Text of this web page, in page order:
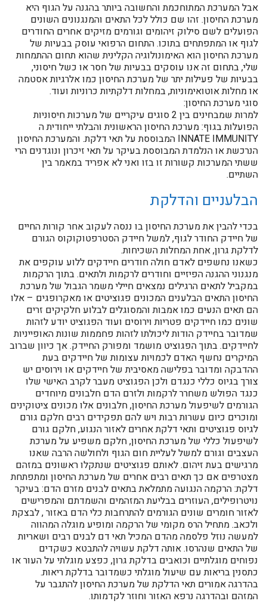
אבל המערכת המתוחכמת והחשובה ביותר בהגנה על הגוף היא
מערכת החיסון. זהו שם כולל לכל התאים והמנגנונים השונים
הפועלים לשם סילוק זיהומים וגורמים מזיקים אחרים החודרים
לגוף או המתפתחים בתוכו. התחום הרפואי עוסק בבעיות של
מערכת החיסון הוא האימונולוגיה הקלינית שהוא תחום ההתמחות
שלי, בתחום זה אנו עוסקים בבעיות של חסר או כשל חיסוני,
בבעיות של פעילות יתר של מערכת החיסון כמו אלרגיות אסטמה
או מחלות אוטואימוניות, במחלות דלקתיות כרוניות ועוד.
סוגי מערכת החיסון:
למרות שמבחינים בין 2 סוגים עיקריים של מערכות חיסוניות
הפועלות בגוף: מערכת החיסון הראשונית והבלתי ייחודית ה
INNATE IMMUNITY המבוססת על תאי דלקת. והמערכת החיסון
הנרכשת או הנלמדת המבוססת בעיקר על תאי זיכרון ונוגדנים הרי
ששתי המערכות קשורות זו בזו ואני לא אפריד במאמר בין
השתיים.
הבלעניים והדלקת
בכדי להבין את מערכת החיסון בו ננסה לעקוב אחר קורות החיים
של חיידק החודר לגוף, למשל חיידק הסטרפטוקוקוס הגורם
לדלקת גרון, אחת המחלות השכיחות.
כשאנו נחשפים לאדם חולה חודרים חיידקים ללוע עוקפים את
מנגנוני ההגנה הפיזיים וחודרים לרקמות ולתאים. בתוך הרקמות
במקביל לתאים הרגילים נמצאים חיילי משמר הגבול של מערכת
החיסון התאים הבלענים המכונים פגוציטים או מאקרופגים – אלו
הם תאים הנעים כמו אמבות והמסוגלים לבלוע חלקיקים זרים
שונים כמו חיידקים פטריות וירוסים ועוד הפגוציט יודע לזהות
שמדובר בחיידק הודות ליכולתו לזהות פחממות שונות האופייניות
לחיידקים. בתוך הפגוציט מושמד ומפורק החיידק. אך כיוון שברוב
המיקרים נחשף האדם לכמויות עצומות של חיידקים בעת
ההדבקה ומדובר בפלישה מאסיבית של חיידקים או וירוסים יש
צורך בגיוס כללי כנגדם ולכן הפגוציט מעבר לקרב האישי שלו
כנגד הפולש משחרר לרקמות ולזרם הדם חלבונים מיוחדים
הגורמים לשיפעול מערכת החיסון, חלבונים אלו מכונים ציטוקינים
ומוכרים כיום עשרות רבות ויש להם תפקידים רבים חלקם גורם
לגיוס פגוציטים ותאי דלקת אחרים לאזור הנגוע, חלקם גורם
לשיפעול כללי של מערכת החיסון, חלקם משפיע על מערכת
העצבים וגורם למשל לעליית חום הגוף ולחולשה הרבה שאנו
מרגישים בעת זיהום. לאותם פגוציטים שנתקלו ראשונים במזהם
מצטרפים אם כך תאים רבים אחרים של מערכת החיסון ומתפתחת
דלקת: הרקמה הנגועה מתמלאת בתאים לבנים מזרם הדם: בעיקר
נויטרופילים, העוזרים בבליעת המזהמים והשמדתם והמפרישים
לאזור חומרים שונים הגורמים להתרחבות כלי הדם באזור , לבצקת
ולכאב. מתחיל הרס מקומי של הרקמה ומופיע מוגלה המהווה
למעשה נוזל פלסמה מהדם המכיל תאי דם לבנים רבים ושאריות
של התאים שנהרסו. אותה דלקת עשויה להתבטא כשקדים
נפוחים מוגלתיים וכואבים בדלקת גרון, כפצע מוגלתי על העור או
כתסנין בריאות עם שיעול מוגלתי כשמדובר בדלקת ריאות.
בהדרגה אמורים תאי הדלקת של מערכת החיסון להתגבר על
המזהם ובהדרגה נרפא האזור וחוזר לקדמותו.